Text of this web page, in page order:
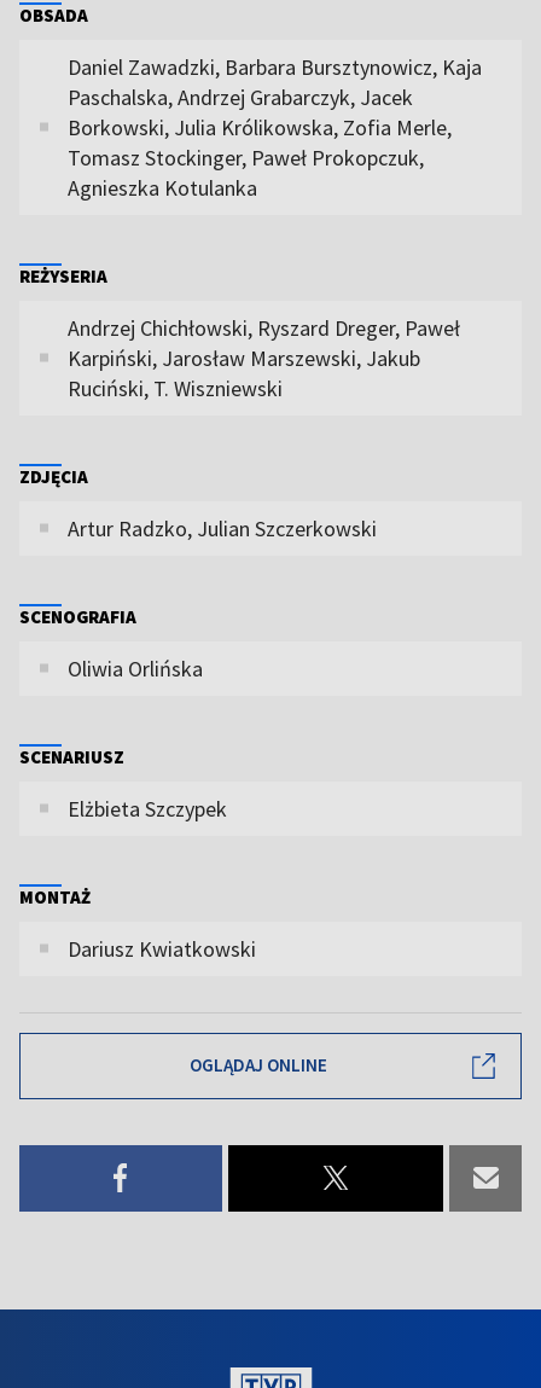
OBSADA
Daniel Zawadzki, Barbara Bursztynowicz, Kaja
Paschalska, Andrzej Grabarczyk, Jacek
Borkowski, Julia Królikowska, Zofia Merle,
Tomasz Stockinger, Paweł Prokopczuk,
Agnieszka Kotulanka
REŻYSERIA
Andrzej Chichłowski, Ryszard Dreger, Paweł
Karpiński, Jarosław Marszewski, Jakub
Ruciński, T. Wiszniewski
ZDJĘCIA
Artur Radzko, Julian Szczerkowski
SCENOGRAFIA
Oliwia Orlińska
SCENARIUSZ
Elżbieta Szczypek
MONTAŻ
Dariusz Kwiatkowski
OGLĄDAJ ONLINE